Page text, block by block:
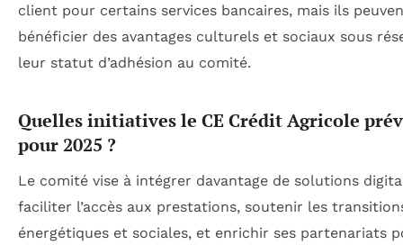
client pour certains services bancaires, mais ils
bénéficier des avantages culturels et sociaux sous
leur statut d’adhésion au comité.
Quelles initiatives le CE Crédit Agricole
pour 2025 ?
Le comité vise à intégrer davantage de solutions
faciliter l’accès aux prestations, soutenir les
énergétiques et sociales, et enrichir ses partenariats